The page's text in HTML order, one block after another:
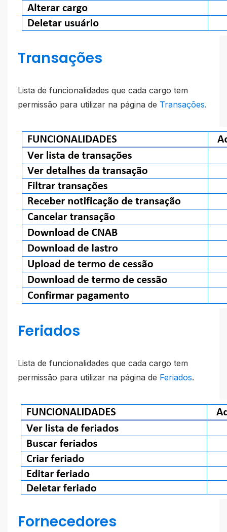
Transações
Lista de funcionalidades que cada cargo tem
permissão para utilizar na página de Transações.
Feriados
Lista de funcionalidades que cada cargo tem
permissão para utilizar na página de Feriados.
Fornecedores